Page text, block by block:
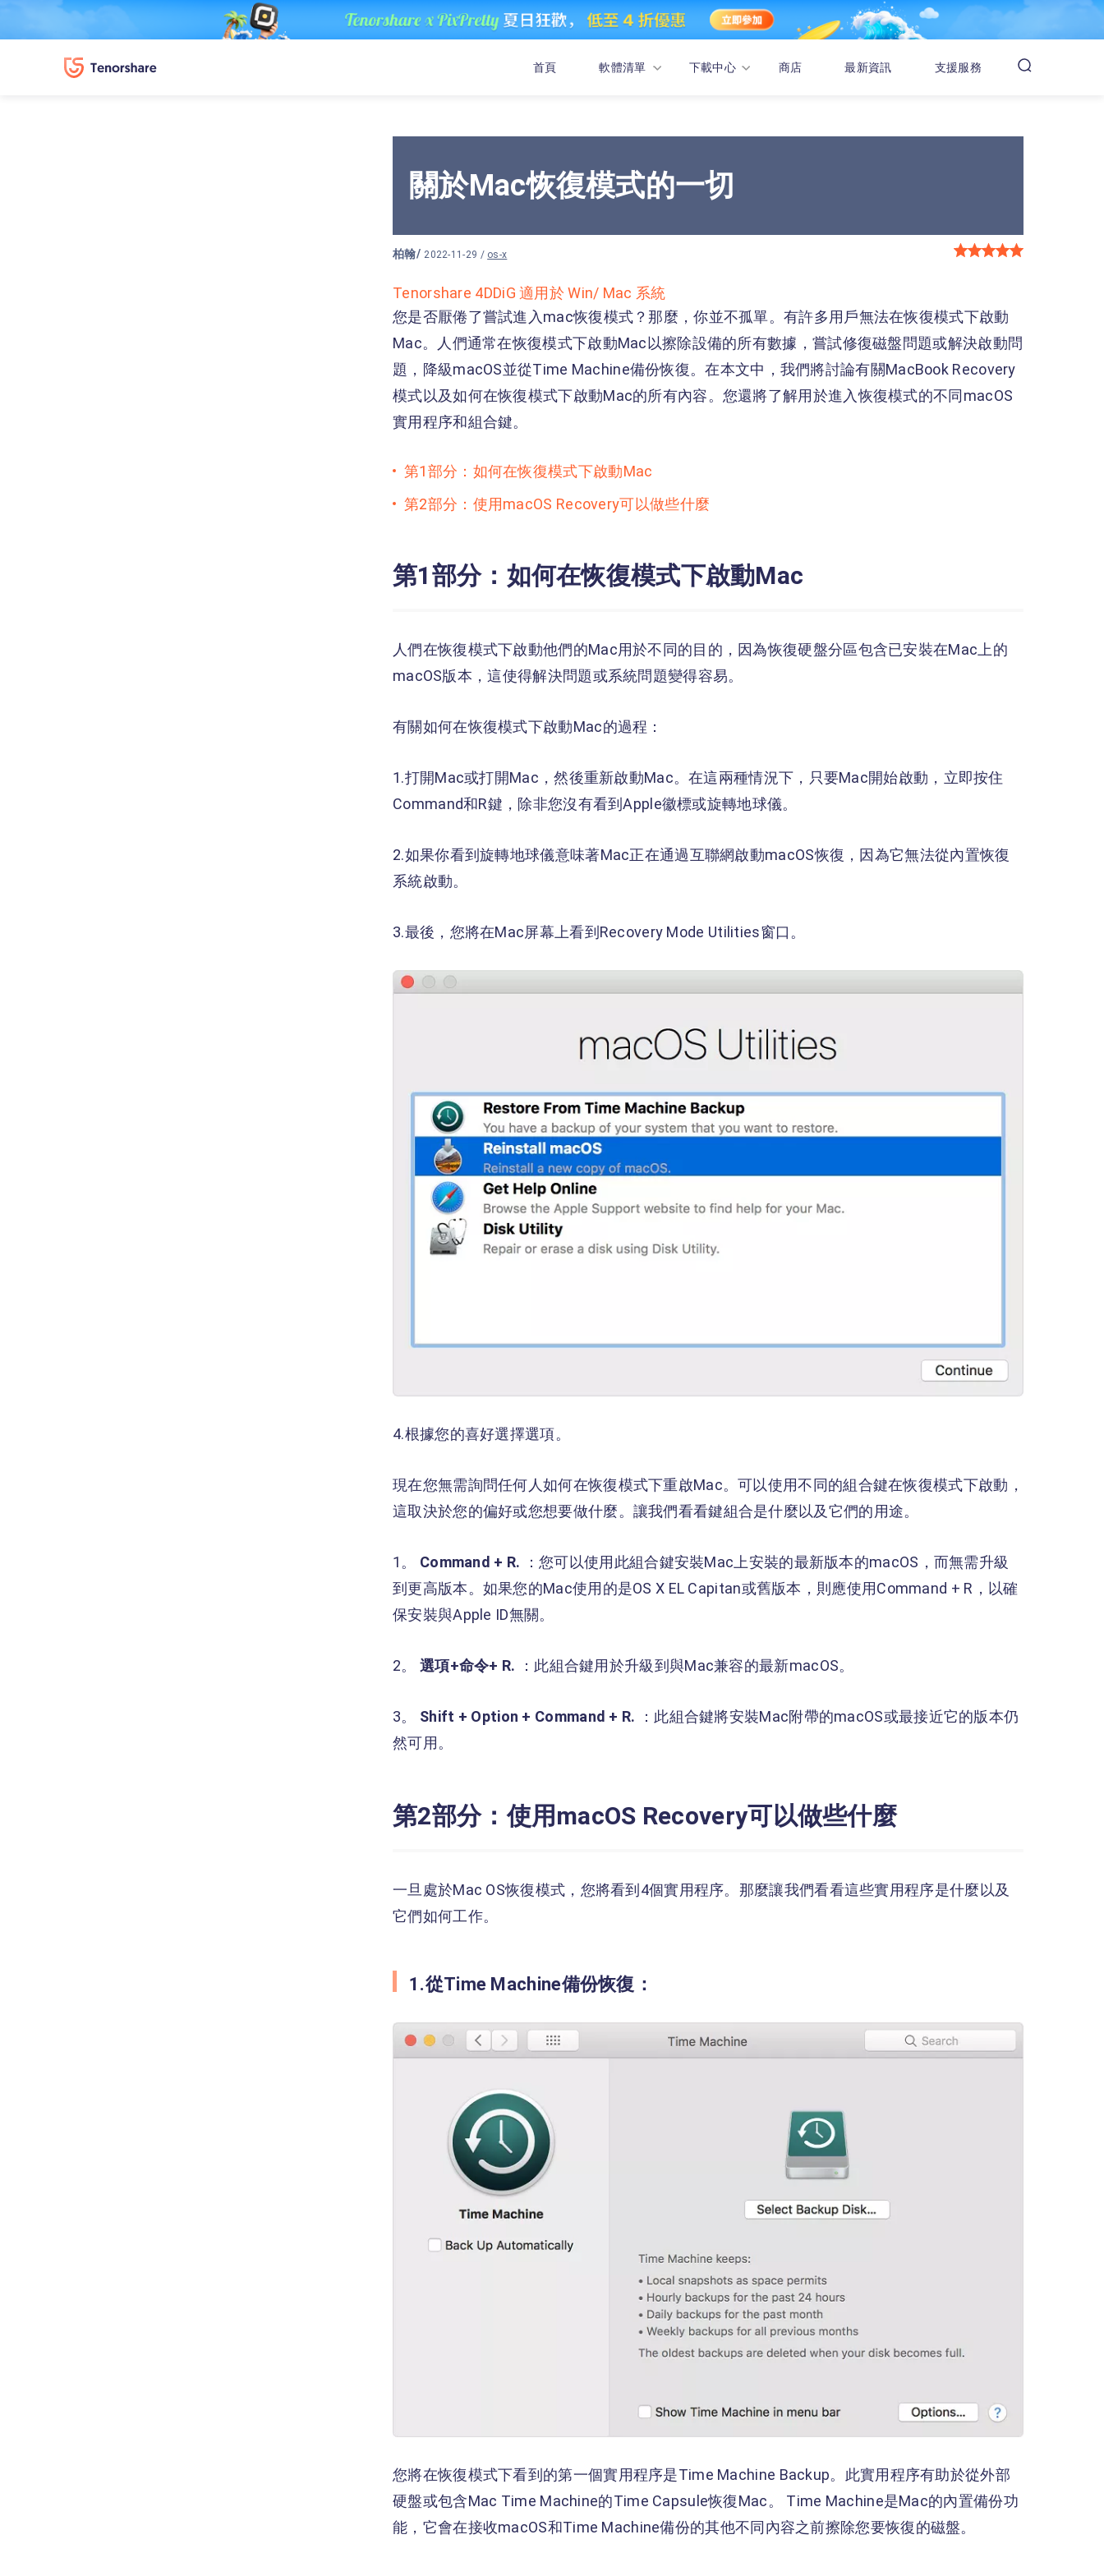
首頁 軟體清單 下載中心 商店 最新資訊 支援服務
關於Mac恢復模式的一切
柏翰/ 2022-11-29 / os-x
Tenorshare 4DDiG 適用於 Win/ Mac 系統
您是否厭倦了嘗試進入mac恢復模式？那麼，你並不孤單。有許多用戶無法在恢復模式下啟動
Mac。人們通常在恢復模式下啟動Mac以擦除設備的所有數據，嘗試修復磁盤問題或解決啟動問
題，降級macOS並從Time Machine備份恢復。在本文中，我們將討論有關MacBook Recovery
模式以及如何在恢復模式下啟動Mac的所有內容。您還將了解用於進入恢復模式的不同macOS
實用程序和組合鍵。
第1部分：如何在恢復模式下啟動Mac
第2部分：使用macOS Recovery可以做些什麼
第1部分：如何在恢復模式下啟動Mac
人們在恢復模式下啟動他們的Mac用於不同的目的，因為恢復硬盤分區包含已安裝在Mac上的
macOS版本，這使得解決問題或系統問題變得容易。
有關如何在恢復模式下啟動Mac的過程：
1.打開Mac或打開Mac，然後重新啟動Mac。在這兩種情況下，只要Mac開始啟動，立即按住
Command和R鍵，除非您沒有看到Apple徽標或旋轉地球儀。
2.如果你看到旋轉地球儀意味著Mac正在通過互聯網啟動macOS恢復，因為它無法從內置恢復
系統啟動。
3.最後，您將在Mac屏幕上看到Recovery Mode Utilities窗口。
4.根據您的喜好選擇選項。
現在您無需詢問任何人如何在恢復模式下重啟Mac。可以使用不同的組合鍵在恢復模式下啟動，
這取決於您的偏好或您想要做什麼。讓我們看看鍵組合是什麼以及它們的用途。
1。 Command + R.
：您可以使用此組合鍵安裝Mac上安裝的最新版本的macOS，而無需升級
到更高版本。如果您的Mac使用的是OS X EL Capitan或舊版本，則應使用Command + R，以確
保安裝與Apple ID無關。
2。 選項+命令+ R. ：此組合鍵用於升級到與Mac兼容的最新macOS。
3。 Shift + Option + Command + R.
：此組合鍵將安裝Mac附帶的macOS或最接近它的版本仍
然可用。
第2部分：使用macOS Recovery可以做些什麼
一旦處於Mac OS恢復模式，您將看到4個實用程序。那麼讓我們看看這些實用程序是什麼以及
它們如何工作。
1.從Time Machine備份恢復：
您將在恢復模式下看到的第一個實用程序是Time Machine Backup。此實用程序有助於從外部
硬盤或包含Mac Time Machine的Time Capsule恢復Mac。 Time Machine是Mac的內置備份功
能，它會在接收macOS和Time Machine備份的其他不同內容之前擦除您要恢復的磁盤。